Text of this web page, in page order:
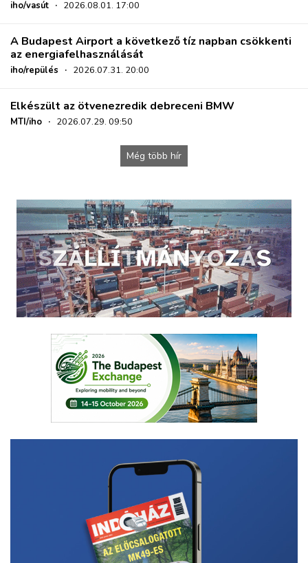
iho/vasút · 2026.08.01. 17:00
A Budapest Airport a következő tíz napban csökkenti
az energiafelhasználását
iho/repülés · 2026.07.31. 20:00
Elkészült az ötvenezredik debreceni BMW
MTI/iho · 2026.07.29. 09:50
Még több hír